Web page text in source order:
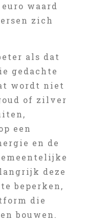
waard
zich
als dat
gedachte
wordt niet
of zilver
een
en de
deze
beperken,
die
bouwen.